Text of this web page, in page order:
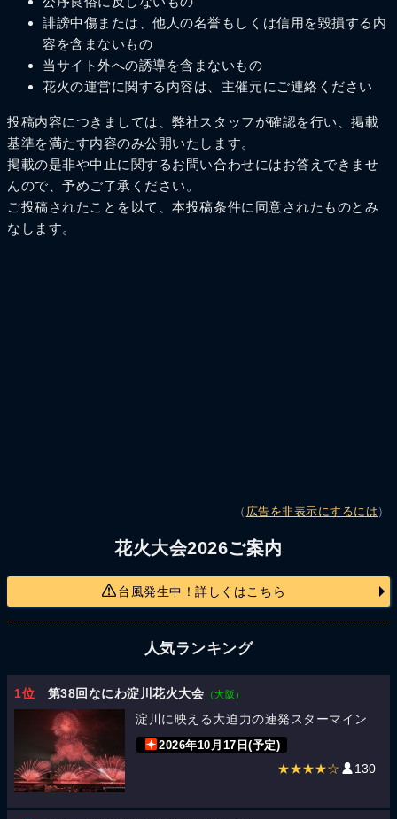
誹謗中傷または、他人の名誉もしくは信用を毀損する内
容を含まないもの
当サイト外への誘導を含まないもの
花火の運営に関する内容は、主催元にご連絡ください
投稿内容につきましては、弊社スタッフが確認を行い、掲載
基準を満たす内容のみ公開いたします。
掲載の是非や中止に関するお問い合わせにはお答えできませ
んので、予めご了承ください。
ご投稿されたことを以て、本投稿条件に同意されたものとみ
なします。
（ 広告を非表示にするには ）
花火大会2026ご案内
台風発生中！詳しくはこちら
人気ランキング
1位 第38回なにわ淀川花火大会 （大阪）
淀川に映える大迫力の連発スターマイン
2026年10月17日(予定)
★★★★☆ 130